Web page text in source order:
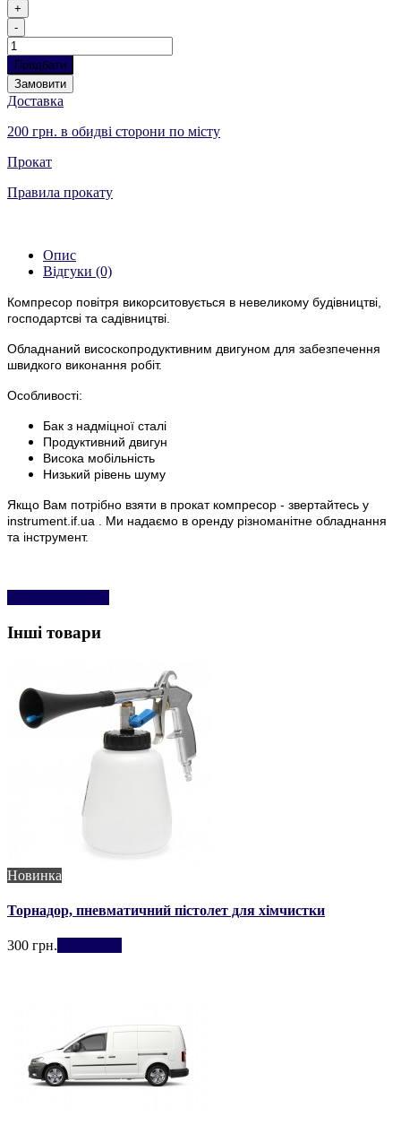
+
-
Придбати
Замовити
Доставка
200 грн. в обидві сторони по місту
Прокат
Правила прокату
Опис
Відгуки (0)
Компресор повітря викорситовується в невеликому будівництві,
господартсві та садівництві.
Обладнаний висоскопродуктивним двигуном для забезпечення
швидкого виконання робіт.
Особливості:
Бак з надміцної сталі
Продуктивний двигун
Висока мобільність
Низький рівень шуму
Якщо Вам потрібно взяти в прокат компресор - звертайтесь у
instrument.if.ua . Ми надаємо в оренду різноманітне обладнання
та інструмент.
Інші товари
Новинка
Торнадор, пневматичний пістолет для хімчистки
300 грн.